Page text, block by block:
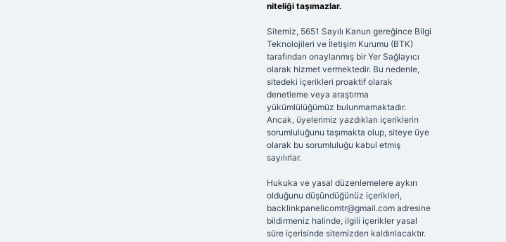
niteliği taşımazlar.
Sitemiz, 5651 Sayılı Kanun gereğince Bilgi
Teknolojileri ve İletişim Kurumu (BTK)
tarafından onaylanmış bir Yer Sağlayıcı
olarak hizmet vermektedir. Bu nedenle,
sitedeki içerikleri proaktif olarak
denetleme veya araştırma
yükümlülüğümüz bulunmamaktadır.
Ancak, üyelerimiz yazdıkları içeriklerin
sorumluluğunu taşımakta olup, siteye üye
olarak bu sorumluluğu kabul etmiş
sayılırlar.
Hukuka ve yasal düzenlemelere aykırı
olduğunu düşündüğünüz içerikleri,
backlinkpanelicomtr@gmail.comadresine
bildirmeniz halinde, ilgili içerikler yasal
süre içerisinde sitemizden kaldırılacaktır.